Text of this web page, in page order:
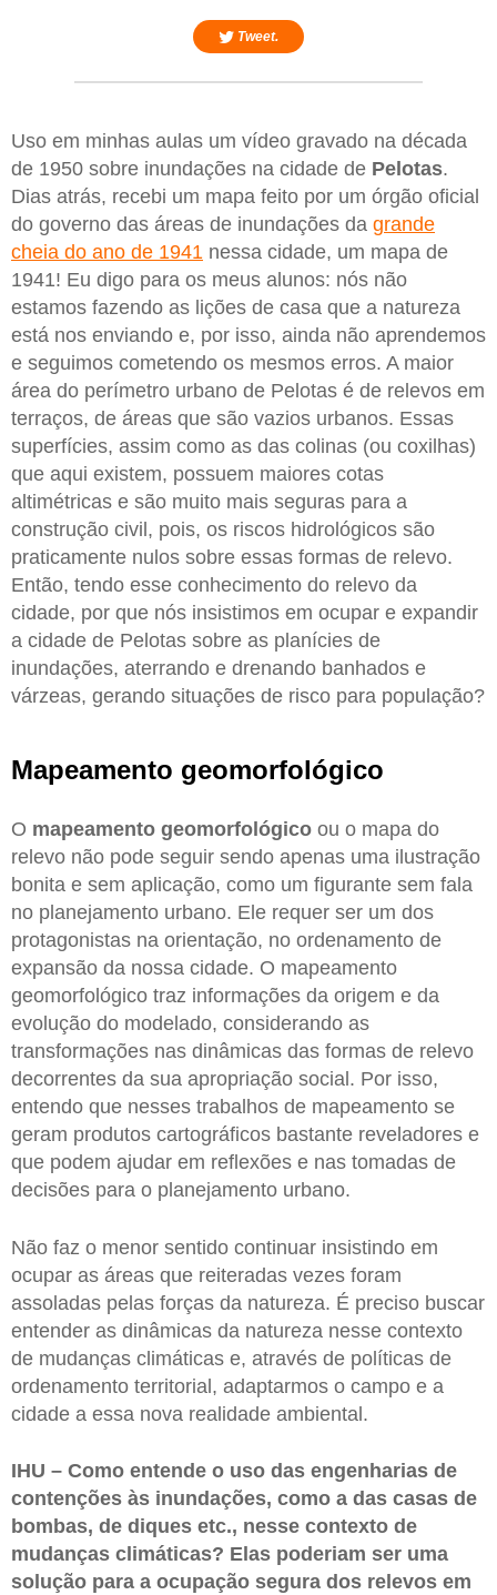
Tweet.
Uso em minhas aulas um vídeo gravado na década
de 1950 sobre inundações na cidade de Pelotas.
Dias atrás, recebi um mapa feito por um órgão oficial
do governo das áreas de inundações da grande
cheia do ano de 1941 nessa cidade, um mapa de
1941! Eu digo para os meus alunos: nós não
estamos fazendo as lições de casa que a natureza
está nos enviando e, por isso, ainda não aprendemos
e seguimos cometendo os mesmos erros. A maior
área do perímetro urbano de Pelotas é de relevos em
terraços, de áreas que são vazios urbanos. Essas
superfícies, assim como as das colinas (ou coxilhas)
que aqui existem, possuem maiores cotas
altimétricas e são muito mais seguras para a
construção civil, pois, os riscos hidrológicos são
praticamente nulos sobre essas formas de relevo.
Então, tendo esse conhecimento do relevo da
cidade, por que nós insistimos em ocupar e expandir
a cidade de Pelotas sobre as planícies de
inundações, aterrando e drenando banhados e
várzeas, gerando situações de risco para população?
Mapeamento geomorfológico
O mapeamento geomorfológico ou o mapa do
relevo não pode seguir sendo apenas uma ilustração
bonita e sem aplicação, como um figurante sem fala
no planejamento urbano. Ele requer ser um dos
protagonistas na orientação, no ordenamento de
expansão da nossa cidade. O mapeamento
geomorfológico traz informações da origem e da
evolução do modelado, considerando as
transformações nas dinâmicas das formas de relevo
decorrentes da sua apropriação social. Por isso,
entendo que nesses trabalhos de mapeamento se
geram produtos cartográficos bastante reveladores e
que podem ajudar em reflexões e nas tomadas de
decisões para o planejamento urbano.
Não faz o menor sentido continuar insistindo em
ocupar as áreas que reiteradas vezes foram
assoladas pelas forças da natureza. É preciso buscar
entender as dinâmicas da natureza nesse contexto
de mudanças climáticas e, através de políticas de
ordenamento territorial, adaptarmos o campo e a
cidade a essa nova realidade ambiental.
IHU – Como entende o uso das engenharias de
contenções às inundações, como a das casas de
bombas, de diques etc., nesse contexto de
mudanças climáticas? Elas poderiam ser uma
solução para a ocupação segura dos relevos em